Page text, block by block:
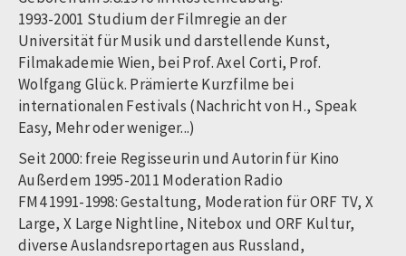
1993-2001 Studium der Filmregie an der
Universität für Musik und darstellende Kunst,
Filmakademie Wien, bei Prof. Axel Corti, Prof.
Wolfgang Glück. Prämierte Kurzfilme bei
internationalen Festivals (Nachricht von H., Speak
Easy, Mehr oder weniger...)
Seit 2000: freie Regisseurin und Autorin für Kino
Außerdem 1995-2011 Moderation Radio
FM4 1991-1998: Gestaltung, Moderation für ORF TV, X
Large, X Large Nightline, Nitebox und ORF Kultur,
diverse Auslandsreportagen aus Russland,